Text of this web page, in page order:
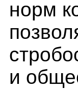
норм
и